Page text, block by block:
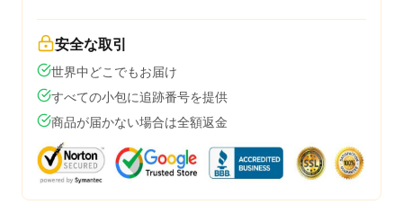
安全な取引
世界中どこでもお届け
すべての小包に追跡番号を提供
商品が届かない場合は全額返金